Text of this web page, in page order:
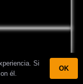
Si
él.
OK